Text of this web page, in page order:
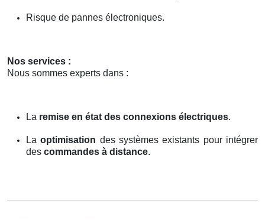
Risque de pannes électroniques.
Nos services :
Nous sommes experts dans :
La remise en état des connexions électriques.
Laoptimisation des systèmes existants pour intégrer
des commandes à distance.